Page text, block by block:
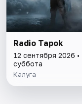
Radio Tapok
12 сентября 2026 •
суббота
Калуга